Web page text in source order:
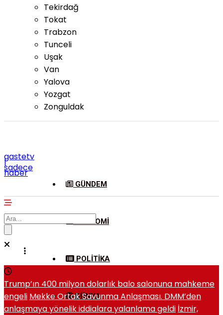
Tekirdağ
Tokat
Trabzon
Tunceli
Uşak
Van
Yalova
Yozgat
Zonguldak
gastetv
|
sadece
haber
GÜNDEM
EKONOMI
POLITIKA
DÜNYA
Trump’ın 400 milyon dolarlık balo salonuna mahkeme
engeli Mekke Ortak Savunma Anlaşması. DMM’den
anlaşmaya yönelik iddialara yalanlama geldi İzmir,